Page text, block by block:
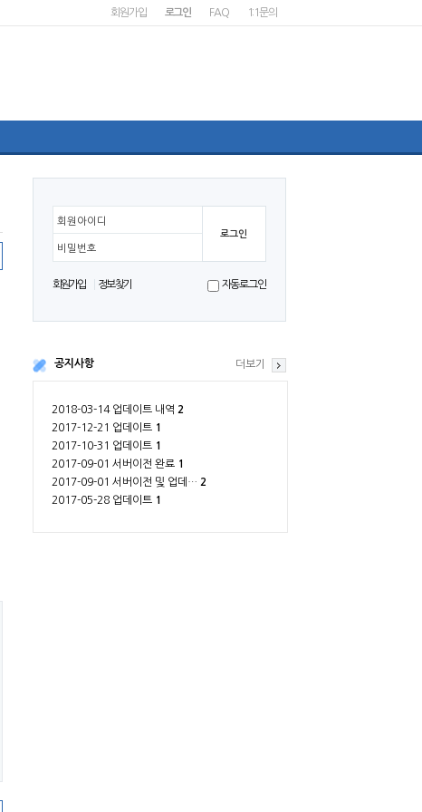
회원가입 로그인 FAQ 1:1문의
회원아이디
비밀번호
회원가입 정보찾기 자동로그인
공지사항
2018-03-14 업데이트 내역 2
2017-12-21 업데이트 1
2017-10-31 업데이트 1
2017-09-01 서버이전 완료 1
2017-09-01 서버이전 및 업데… 2
2017-05-28 업데이트 1
더보기